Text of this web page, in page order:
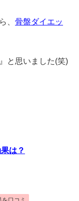
、 骨盤ダイエッ
と思いました(笑)
は？